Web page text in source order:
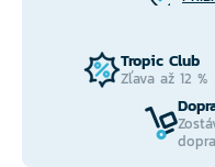
Tropic Club
Zľava až 12 %